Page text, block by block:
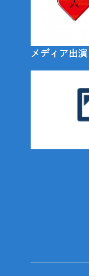
メディア出演